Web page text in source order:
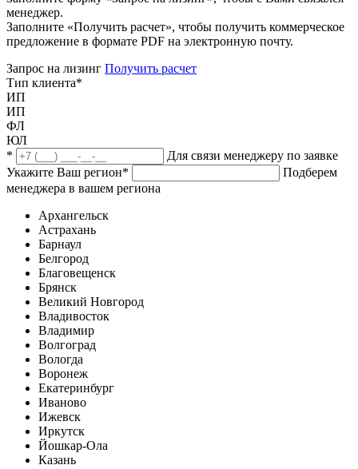
менеджер.
Заполните «Получить расчет», чтобы получить коммерческое
предложение в формате PDF на электронную почту.
Запрос на лизинг Получить расчет
Тип клиента*
ИП
ИП
ФЛ
ЮЛ
*
Для связи менеджеру по заявке
Укажите Ваш регион*
Подберем
менеджера в вашем региона
Архангельск
Астрахань
Барнаул
Белгород
Благовещенск
Брянск
Великий Новгород
Владивосток
Владимир
Волгоград
Вологда
Воронеж
Екатеринбург
Иваново
Ижевск
Иркутск
Йошкар-Ола
Казань